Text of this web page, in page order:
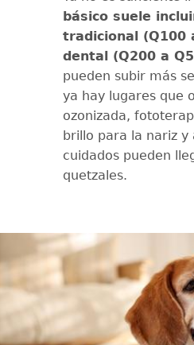
básico suele
tradicional (Q100
dental (Q200 a
pueden subir más
ya hay lugares que
ozonizada,
brillo para la nariz y
cuidados pueden
quetzales.